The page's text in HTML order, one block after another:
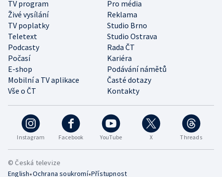
Instagram Facebook YouTube X Threads
TV program
Pro média
Živé vysílání
Reklama
TV poplatky
Studio Brno
Teletext
Studio Ostrava
Podcasty
Rada ČT
Počasí
Kariéra
E-shop
Podávání námětů
Mobilní a TV aplikace
Časté dotazy
Vše o ČT
Kontakty
© Česká televize
English•Ochrana soukromí•Přístupnost